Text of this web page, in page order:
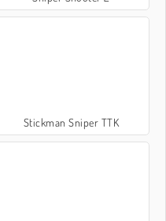
Stickman Sniper TTK